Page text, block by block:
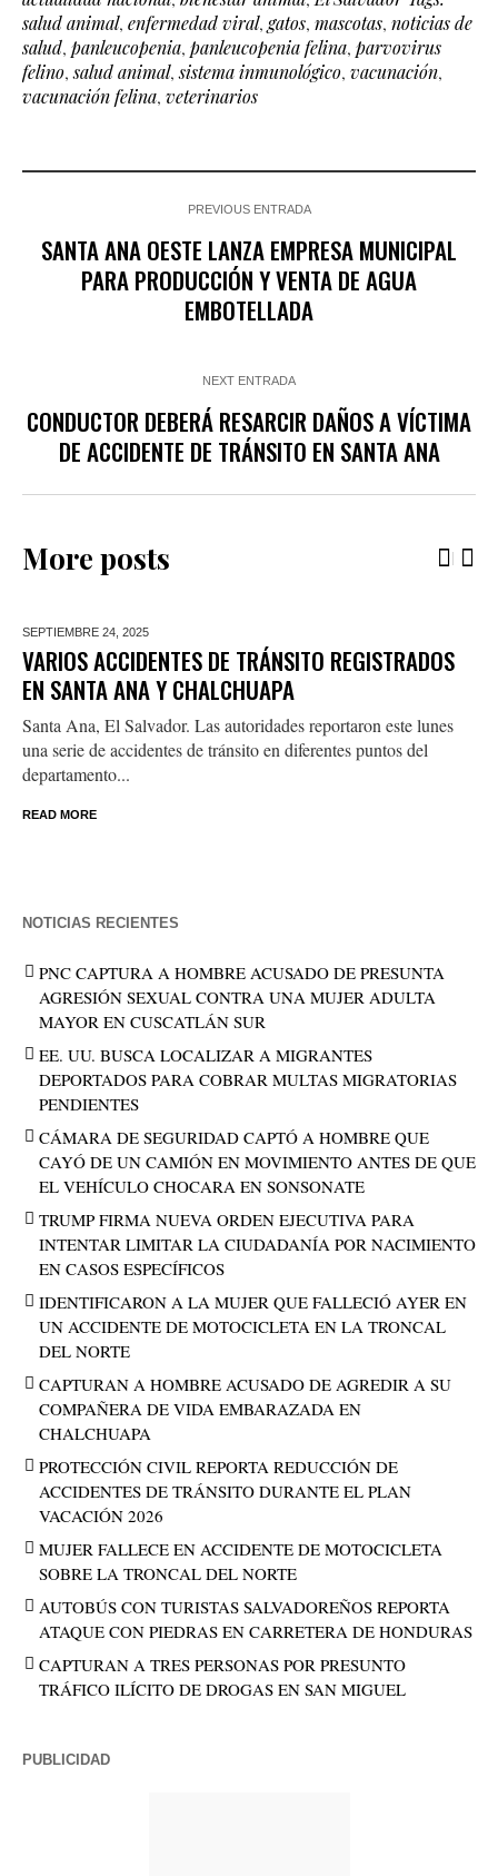
salud animal, enfermedad viral, gatos, mascotas, noticias de
salud, panleucopenia, panleucopenia felina, parvovirus
felino,salud animal,sistema inmunológico, vacunación,
vacunación felina, veterinarios
PREVIOUS ENTRADA
SANTA ANA OESTE LANZA EMPRESA MUNICIPAL
PARA PRODUCCIÓN Y VENTA DE AGUA
EMBOTELLADA
NEXT ENTRADA
CONDUCTOR DEBERÁ RESARCIR DAÑOS A VÍCTIMA
DE ACCIDENTE DE TRÁNSITO EN SANTA ANA
More posts
SEPTIEMBRE 24, 2025
VARIOS ACCIDENTES DE TRÁNSITO REGISTRADOS
EN SANTA ANA Y CHALCHUAPA
Santa Ana, El Salvador. Las autoridades reportaron este lunes
una serie de accidentes de tránsito en diferentes puntos del
departamento...
READ MORE
NOTICIAS RECIENTES
PNC CAPTURA A HOMBRE ACUSADO DE PRESUNTA
AGRESIÓN SEXUAL CONTRA UNA MUJER ADULTA
MAYOR EN CUSCATLÁN SUR
EE. UU. BUSCA LOCALIZAR A MIGRANTES
DEPORTADOS PARA COBRAR MULTAS MIGRATORIAS
PENDIENTES
CÁMARA DE SEGURIDAD CAPTÓ A HOMBRE QUE
CAYÓ DE UN CAMIÓN EN MOVIMIENTO ANTES DE QUE
EL VEHÍCULO CHOCARA EN SONSONATE
TRUMP FIRMA NUEVA ORDEN EJECUTIVA PARA
INTENTAR LIMITAR LA CIUDADANÍA POR NACIMIENTO
EN CASOS ESPECÍFICOS
IDENTIFICARON A LA MUJER QUE FALLECIÓ AYER EN
UN ACCIDENTE DE MOTOCICLETA EN LA TRONCAL
DEL NORTE
CAPTURAN A HOMBRE ACUSADO DE AGREDIR A SU
COMPAÑERA DE VIDA EMBARAZADA EN
CHALCHUAPA
PROTECCIÓN CIVIL REPORTA REDUCCIÓN DE
ACCIDENTES DE TRÁNSITO DURANTE EL PLAN
VACACIÓN 2026
MUJER FALLECE EN ACCIDENTE DE MOTOCICLETA
SOBRE LA TRONCAL DEL NORTE
AUTOBÚS CON TURISTAS SALVADOREÑOS REPORTA
ATAQUE CON PIEDRAS EN CARRETERA DE HONDURAS
CAPTURAN A TRES PERSONAS POR PRESUNTO
TRÁFICO ILÍCITO DE DROGAS EN SAN MIGUEL
PUBLICIDAD